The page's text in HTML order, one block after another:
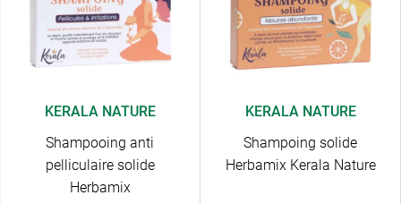
KERALA NATURE
Shampooing anti
pelliculaire solide
Herbamix
KERALA NATURE
Shampoing solide
Herbamix Kerala Nature